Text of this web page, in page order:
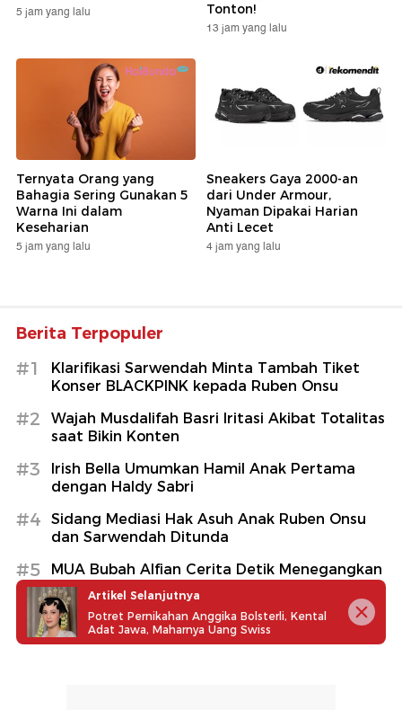
5 jam yang lalu
Tonton!
13 jam yang lalu
Ternyata Orang yang
Bahagia Sering Gunakan 5
Warna Ini dalam
Keseharian
5 jam yang lalu
Sneakers Gaya 2000-an
dari Under Armour,
Nyaman Dipakai Harian
Anti Lecet
4 jam yang lalu
Berita Terpopuler
#1
Klarifikasi Sarwendah Minta Tambah Tiket
Konser BLACKPINK kepada Ruben Onsu
#2
Wajah Musdalifah Basri Iritasi Akibat Totalitas
saat Bikin Konten
#3
Irish Bella Umumkan Hamil Anak Pertama
dengan Haldy Sabri
#4
Sidang Mediasi Hak Asuh Anak Ruben Onsu
dan Sarwendah Ditunda
#5
MUA Bubah Alfian Cerita Detik Menegangkan
Kecelakaan Mobil
Lihat Selengkapnya
Artikel Selanjutnya
Potret Pernikahan Anggika Bolsterli, Kental
Adat Jawa, Maharnya Uang Swiss